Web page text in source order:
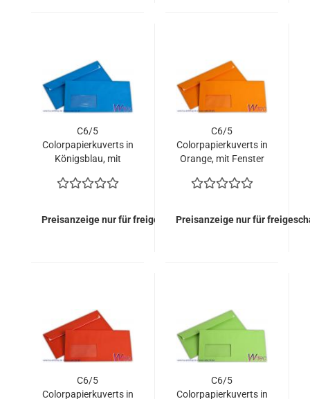
C6/5
Colorpapierkuverts in
Königsblau, mit
= 81,00 EURO)
Preisanzeige nur für freigeschaltete Kunden
C6/5
Colorpapierkuverts in
Orange, mit Fenster
EURO)
Preisanzeige nur für
C6/5
Colorpapierkuverts in
C6/5
Colorpapierkuverts in